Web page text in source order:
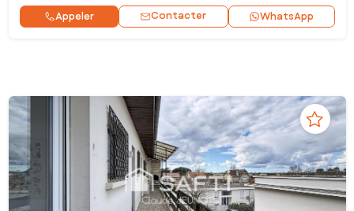
Appeler Contacter WhatsApp